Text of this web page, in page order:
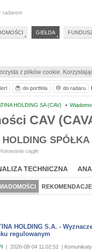
z plików cookie.
HOLDING SA (CAV) •
CAV
HOLDING
ciągłe
TECHNICZNA
REKOMENDACJE
HOLDING S.A. -
regulowanym
| 2026-08-04 11:02:52 |
do portfela do radaru
radarem
GIEŁDA